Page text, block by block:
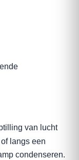
van lucht
langs een
condenseren.